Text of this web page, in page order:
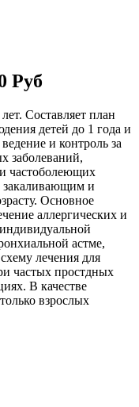
Руб
Составляет план
детей до 1 года и
и контроль за
заболеваний,
частоболеющих
закаливающим и
Основное
аллергических и
астме,
лечения для
частых простдных
В качестве
взрослых